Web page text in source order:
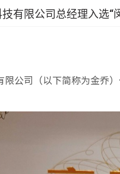
有限公司总经理入选“
限公司（以下简称为金乔